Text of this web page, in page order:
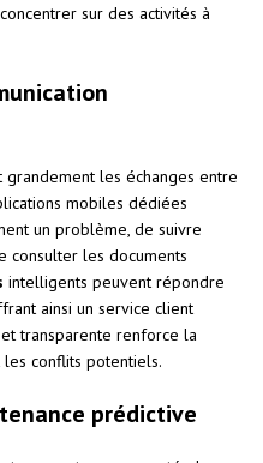
sur des activités à
les échanges entre
mobiles dédiées
un problème, de suivre
consulter les documents
intelligents peuvent répondre
ainsi un service client
transparente renforce la
conflits potentiels.
prédictive